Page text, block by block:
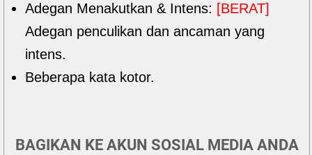
Adegan Menakutkan & Intens: [BERAT]
Adegan penculikan dan ancaman yang
intens.
Beberapa kata kotor.
BAGIKAN KE AKUN SOSIAL MEDIA ANDA